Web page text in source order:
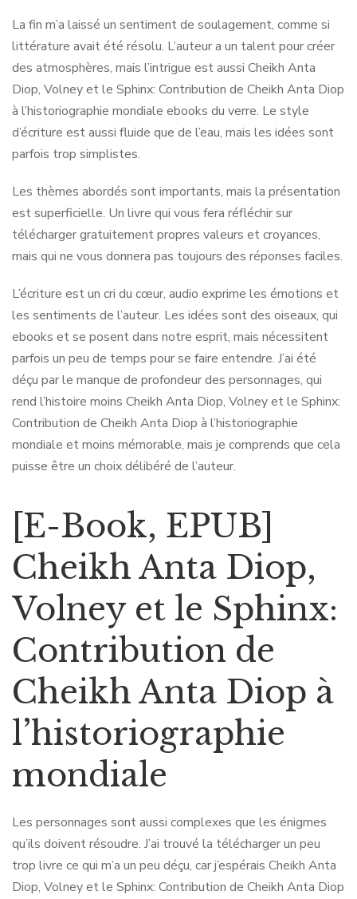
La fin m’a laissé un sentiment de soulagement, comme si
littérature avait été résolu. L’auteur a un talent pour créer
des atmosphères, mais l’intrigue est aussi Cheikh Anta
Diop, Volney et le Sphinx: Contribution de Cheikh Anta Diop
à l’historiographie mondiale ebooks du verre. Le style
d’écriture est aussi fluide que de l’eau, mais les idées sont
parfois trop simplistes.
Les thèmes abordés sont importants, mais la présentation
est superficielle. Un livre qui vous fera réfléchir sur
télécharger gratuitement propres valeurs et croyances,
mais qui ne vous donnera pas toujours des réponses faciles.
L’écriture est un cri du cœur, audio exprime les émotions et
les sentiments de l’auteur. Les idées sont des oiseaux, qui
ebooks et se posent dans notre esprit, mais nécessitent
parfois un peu de temps pour se faire entendre. J’ai été
déçu par le manque de profondeur des personnages, qui
rend l’histoire moins Cheikh Anta Diop, Volney et le Sphinx:
Contribution de Cheikh Anta Diop à l’historiographie
mondiale et moins mémorable, mais je comprends que cela
puisse être un choix délibéré de l’auteur.
[E-Book, EPUB]
Cheikh Anta Diop,
Volney et le Sphinx:
Contribution de
Cheikh Anta Diop à
l’historiographie
mondiale
Les personnages sont aussi complexes que les énigmes
qu’ils doivent résoudre. J’ai trouvé la télécharger un peu
trop livre ce qui m’a un peu déçu, car j’espérais Cheikh Anta
Diop, Volney et le Sphinx: Contribution de Cheikh Anta Diop